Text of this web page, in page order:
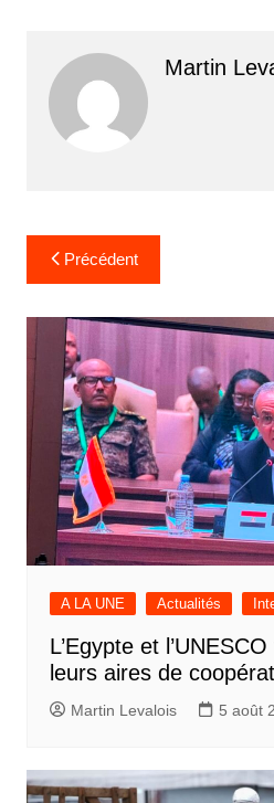
Martin
Navigation
de
l’article
Précédent
A LA UNE Actualités
L’Egypte et
leurs aires de
Martin Levalois 5 août